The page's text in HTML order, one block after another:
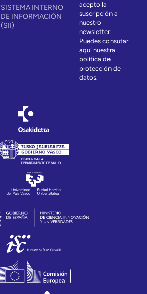
SISTEMA INTERNO
DE INFORMACIÓN
(SII)
acepto la
suscripción a
nuestro
newsletter.
Puedes consutar
aquínuestra
política de
protección de
datos.